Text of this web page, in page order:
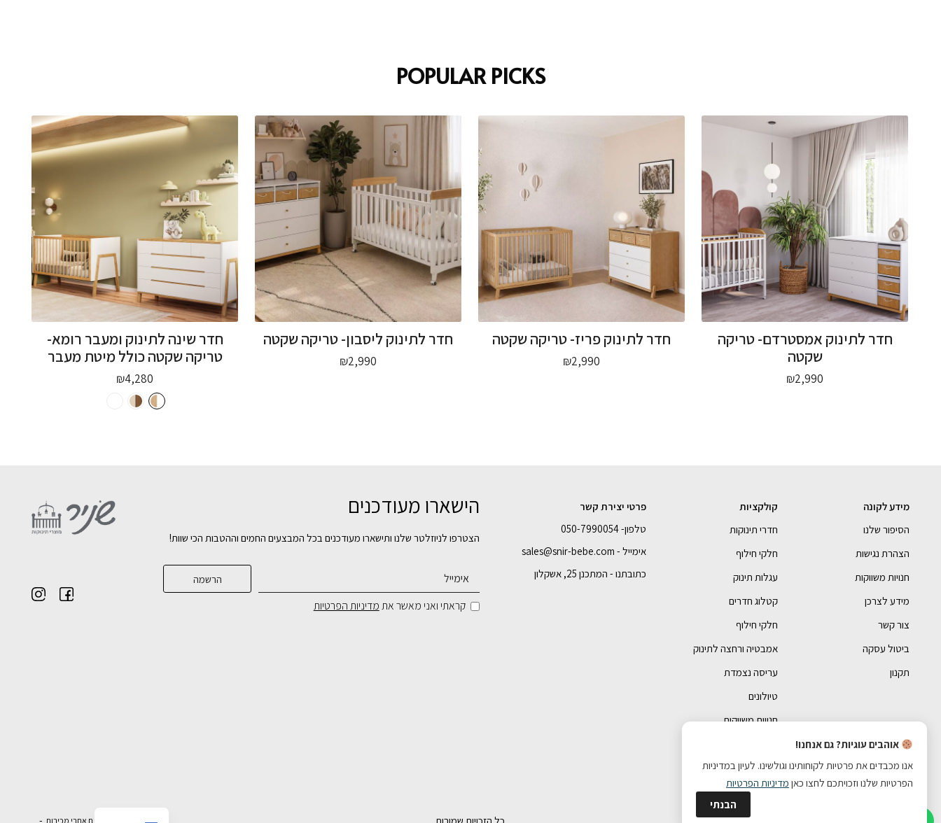
POPULAR PICKS
חדר לתינוק אמסטרדם- טריקה
שקטה
₪2,990
חדר לתינוק פריז- טריקה שקטה
₪2,990
חדר לתינוק ליסבון- טריקה שקטה
₪2,990
חדר שינה לתינוק ומעבר רומא-
טריקה שקטה כולל מיטת מעבר
₪4,280
מידע לקונה
הסיפור שלנו
הצהרת נגישות
חנויות משווקות
מידע לצרכן
צור קשר
ביטול עסקה
תקנון
קולקציות
חדרי תינוקות
חלקי חילוף
עגלות תינוק
קטלוג חדרים
חלקי חילוף
אמבטיה ורחצה לתינוק
עריסה נצמדת
טיולונים
חנויות משווקות
פרטי יצירת קשר
טלפון- 050-7990054
אימייל - sales@snir-bebe.com
כתובתנו - המתכנן 25, אשקלון
הישארו מעודכנים
הצטרפו לניוזלטר שלנו ותישארו מעודכנים בכל המבצעים החמים וההטבות הכי שוות!
קראתי ואני מאשר אתמדיניות הפרטיות
בניית אתרי מכירות
אוהבים עוגיות? גם אנחנו!
אנו מכבדים את פרטיות לקוחותינו וגולשינו. לעיון במדיניות
הפרטיות שלנו וזכויתכם לחצו כאן מדיניות הפרטיות
הבנתי